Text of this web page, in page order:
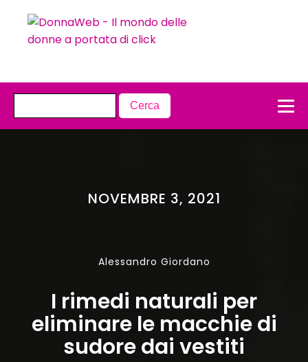
NOVEMBRE 3, 2021
Alessandro Giordano
I rimedi naturali per
eliminare le macchie di
sudore dai vestiti